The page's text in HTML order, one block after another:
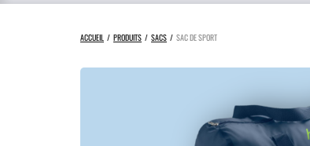
ACCUEIL PRODUITS SACS SAC DE SPORT